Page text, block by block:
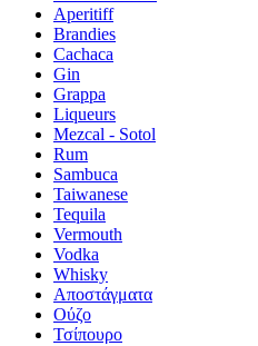
Aperitiff
Brandies
Cachaca
Gin
Grappa
Liqueurs
Mezcal - Sotol
Rum
Sambuca
Taiwanese
Tequila
Vermouth
Vodka
Whisky
Αποστάγματα
Ούζο
Τσίπουρο